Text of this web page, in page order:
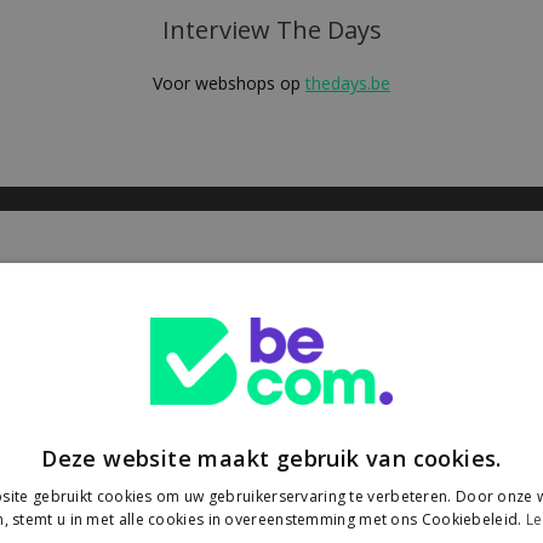
Interview The Days
Voor webshops op thedays.be
Op
thedays.be
Deze website maakt gebruik van cookies.
gebruikt cookies om uw gebruikerservaring te verbeteren. Door onze
stemt u in met alle cookies in overeenstemming met ons Cookiebeleid.